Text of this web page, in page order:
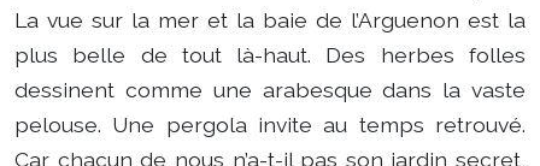
La vue sur la mer et la baie de l’Arguenon est la
plus belle de tout là-haut. Des herbes folles
dessinent comme une arabesque dans la vaste
pelouse. Une pergola invite au temps retrouvé.
Car chacun de nous n’a-t-il pas son jardin secret,